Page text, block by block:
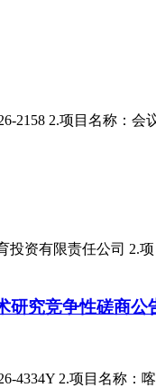
2158 2.项目名称：
资有限责任公司 2.
研究竞争性磋商公
4334Y 2.项目名称